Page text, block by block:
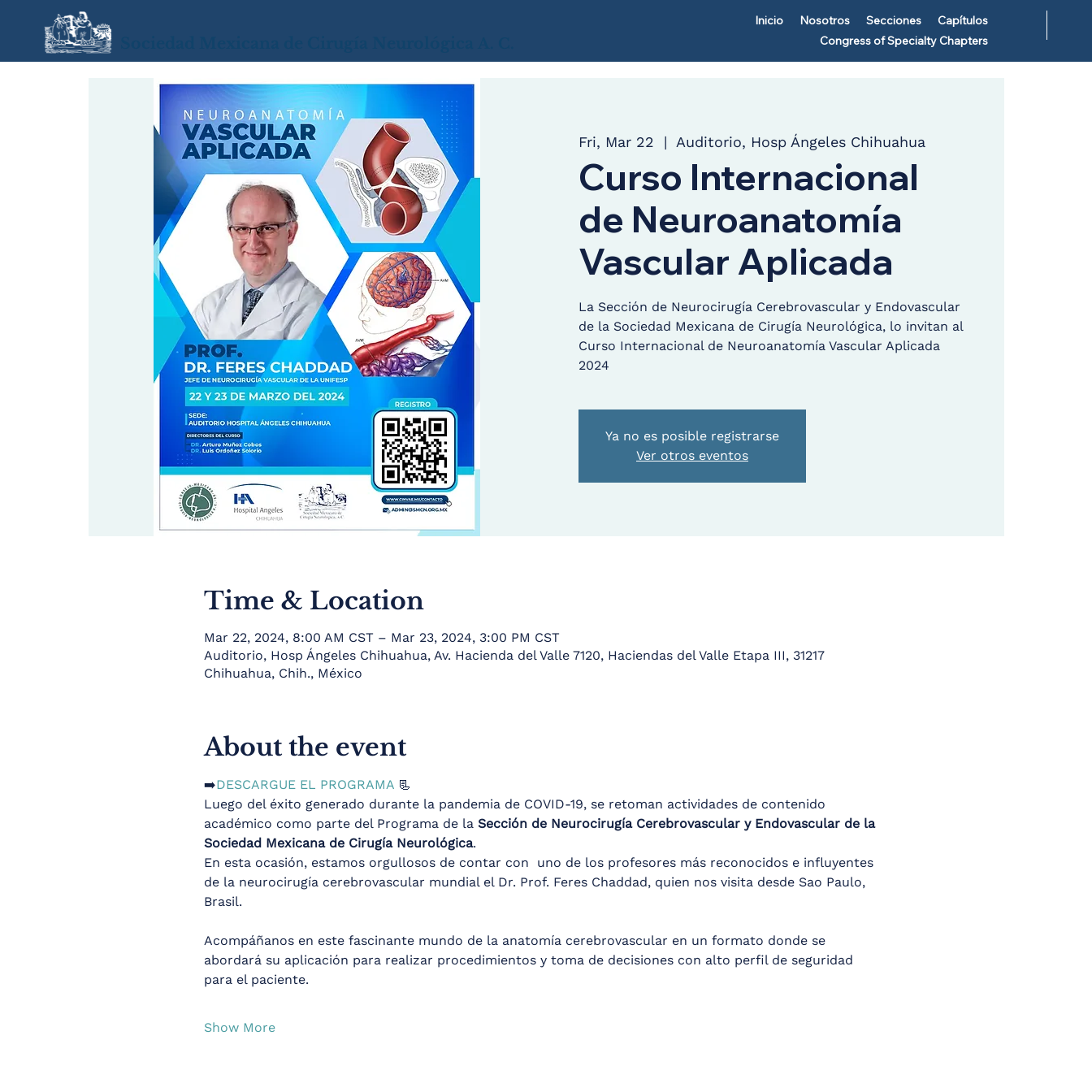
Inicio Nosotros Secciones
Capítulos
Congress of Specialty Chapters
Fri, Mar 22
  |
Auditorio, Hosp Ángeles Chihuahua
Curso Internacional
de Neuroanatomía
Vascular Aplicada
La Sección de Neurocirugía Cerebrovascular y Endovascular
de la Sociedad Mexicana de Cirugía Neurológica, lo invitan al
Curso Internacional de Neuroanatomía Vascular Aplicada
2024
Ya no es posible registrarse
Ver otros eventos
Time & Location
Mar 22, 2024, 8:00 AM CST – Mar 23, 2024, 3:00 PM CST
Auditorio, Hosp Ángeles Chihuahua, Av. Hacienda del Valle 7120, Haciendas del Valle Etapa III, 31217
Chihuahua, Chih., México
About the event
➡️DESCARGUE EL PROGRAMA 📃
Luego del éxito generado durante la pandemia de COVID-19, se retoman actividades de contenido
académico como parte del Programa de la Sección de Neurocirugía Cerebrovascular y Endovascular de la
Sociedad Mexicana de Cirugía Neurológica.
En esta ocasión, estamos orgullosos de contar con  uno de los profesores más reconocidos e influyentes
de la neurocirugía cerebrovascular mundial el Dr. Prof. Feres Chaddad, quien nos visita desde Sao Paulo,
Brasil.
Acompáñanos en este fascinante mundo de la anatomía cerebrovascular en un formato donde se
abordará su aplicación para realizar procedimientos y toma de decisiones con alto perfil de seguridad
para el paciente.
Show More